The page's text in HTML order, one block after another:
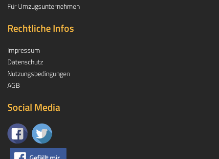
Für Umzugsunternehmen
Rechtliche Infos
Impressum
Datenschutz
Nutzungsbedingungen
AGB
Social Media